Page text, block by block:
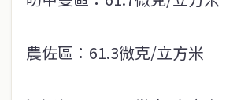
農佐區：61.3微克/立方米